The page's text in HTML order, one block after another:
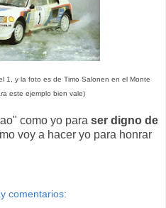
1, y la foto es de Timo Salonen en el Monte
este ejemplo bien vale)
como yo para ser digno de
voy a hacer yo para honrar
comentarios: